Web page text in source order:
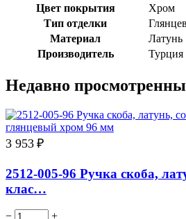
Цвет покрытия
Хром
Тип отделки
Материал
Латунь
Производитель
Турция
Недавно
3 953 ₽
2512-005-96 Ручка скоба,
клас…
− +